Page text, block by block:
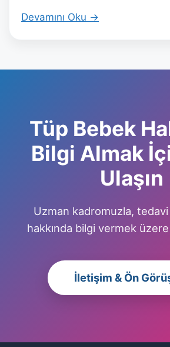
Devamını Oku →
Tüp Bebek
Bilgi Almak
Ulaşın
Uzman kadromuzla,
hakkında bilgi vermek üzere
İletişim & Ön